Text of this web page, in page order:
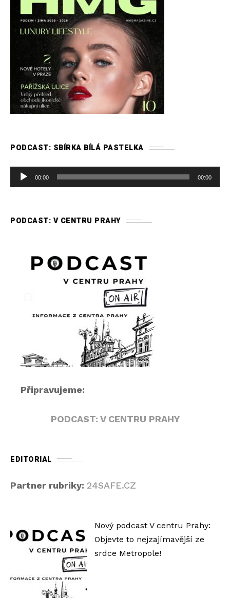
PODCAST: SBÍRKA BÍLÁ PASTELKA
u
i
00:00 00:00
PODCAST: V CENTRU PRAHY
Připravujeme:
PODCAST: V CENTRU PRAHY
EDITORIAL
Partner rubriky: 24SAFE.CZ
Nový podcast V centru Prahy:
Objevte to nejzajímavější ze
srdce Metropole!